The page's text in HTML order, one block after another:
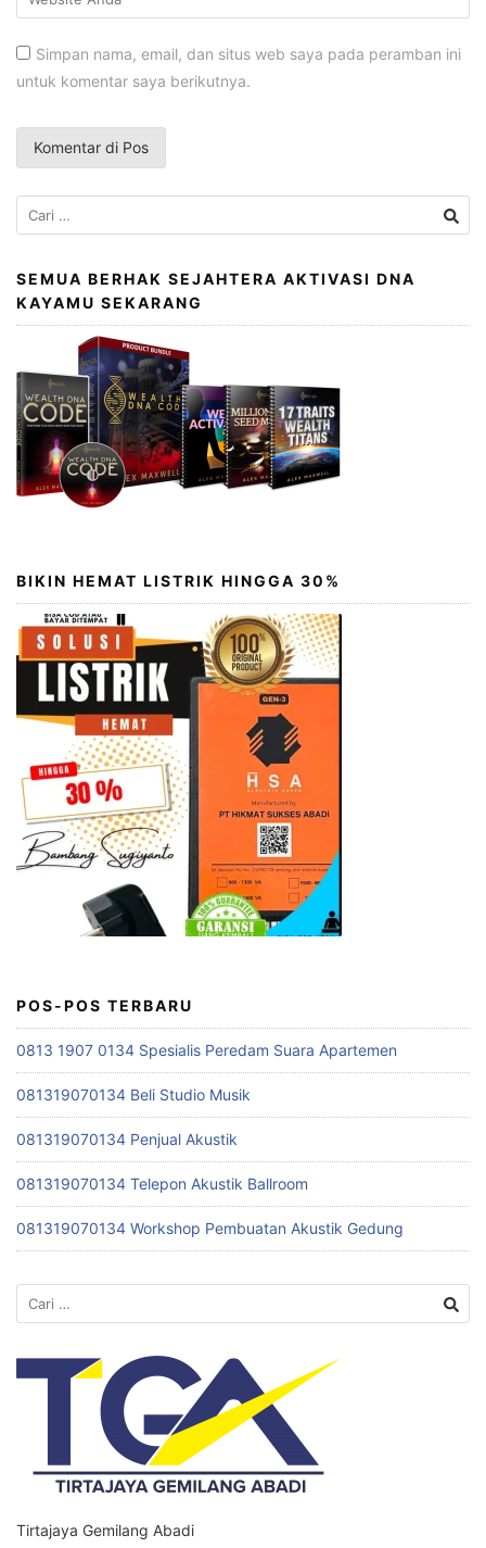
Simpan nama, email, dan situs web saya pada peramban ini
untuk komentar saya berikutnya.
Cari
untuk:
SEMUA BERHAK SEJAHTERA AKTIVASI DNA
KAYAMU SEKARANG
BIKIN HEMAT LISTRIK HINGGA 30%
POS-POS TERBARU
0813 1907 0134 Spesialis Peredam Suara Apartemen
081319070134 Beli Studio Musik
081319070134 Penjual Akustik
081319070134 Telepon Akustik Ballroom
081319070134 Workshop Pembuatan Akustik Gedung
Cari
untuk:
Tirtajaya Gemilang Abadi